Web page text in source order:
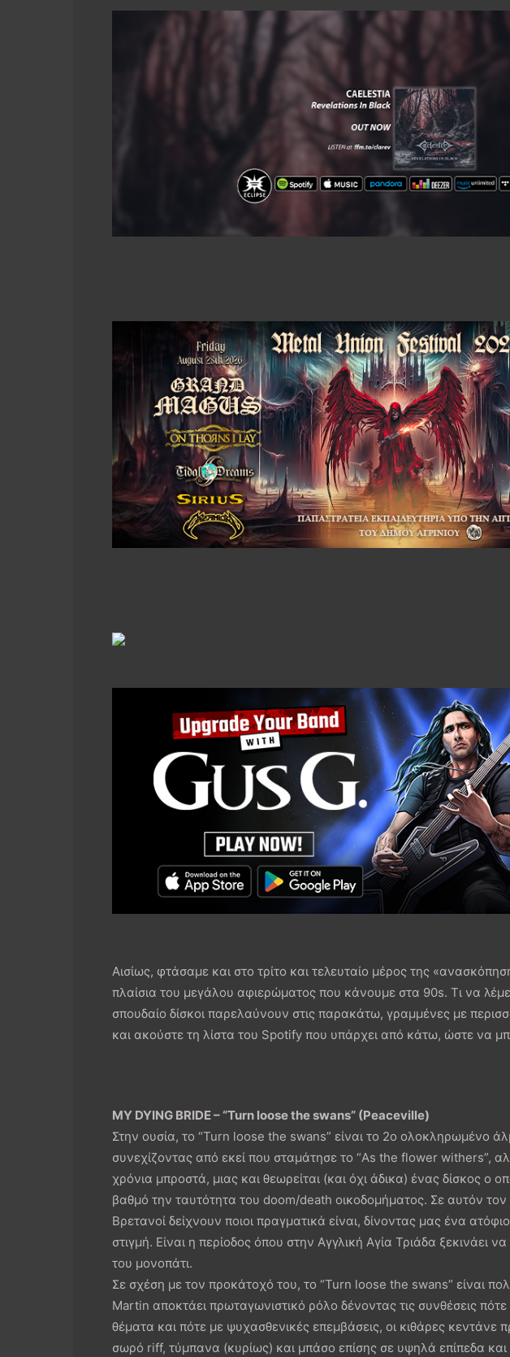
Αισίως, φτάσαμε και στο τρίτο και τελευταίο μέρος της
πλαίσια του μεγάλου αφιερώματος που κάνουμε στα 90s. Τι να
σπουδαίο δίσκοι παρελαύνουν στις παρακάτω, γραμμένες με
και ακούστε τη λίστα του Spotify που υπάρχει από κάτω, ώστε να
MY DYING BRIDE – “Turn loose the swans” (Peaceville)
Στην ουσία, το “Turn loose the swans” είναι το 2ο ολοκληρωμένο
συνεχίζοντας από εκεί που σταμάτησε το “As the flower withers”,
χρόνια μπροστά, μιας και θεωρείται (και όχι άδικα) ένας δίσκος ο
βαθμό την ταυτότητα του doom/death οικοδομήματος. Σε αυτόν τον
Βρετανοί δείχνουν ποιοι πραγματικά είναι, δίνοντας μας ένα
στιγμή. Είναι η περίοδος όπου στην Αγγλική Αγία Τριάδα ξεκινάει
του μονοπάτι.
Σε σχέση με τον προκάτοχό του, το “Turn loose the swans” είναι
Martin αποκτάει πρωταγωνιστικό ρόλο δένοντας τις συνθέσεις
θέματα και πότε με ψυχασθενικές επεμβάσεις, οι κιθάρες
σωρό riff, τύμπανα (κυρίως) και μπάσο επίσης σε υψηλά επίπεδα